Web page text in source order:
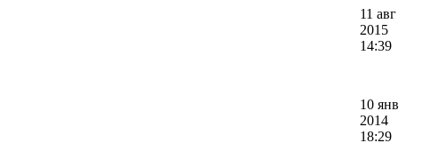
11 авг
2015
14:39
10 янв
2014
18:29